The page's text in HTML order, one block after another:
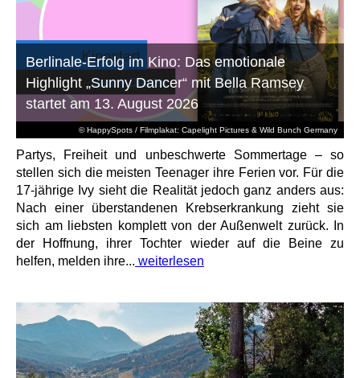
© HappySpots / Filmplakat: Capelight Pictures & Wild Bunch Germany
Berlinale-Erfolg im Kino: Das emotionale
Highlight „Sunny Dancer“ mit Bella Ramsey
startet am 13. August 2026
Partys, Freiheit und unbeschwerte Sommertage – so
stellen sich die meisten Teenager ihre Ferien vor. Für die
17-jährige Ivy sieht die Realität jedoch ganz anders aus:
Nach einer überstandenen Krebserkrankung zieht sie
sich am liebsten komplett von der Außenwelt zurück. In
der Hoffnung, ihrer Tochter wieder auf die Beine zu
helfen, melden ihre... weiterlesen